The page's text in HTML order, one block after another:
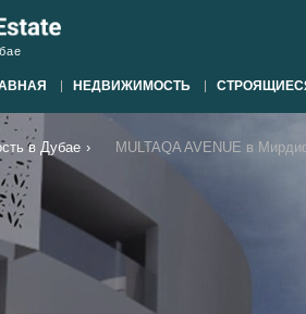
НЕДВИЖИМОСТЬ
в Дубае › MULTAQA AVENUE в